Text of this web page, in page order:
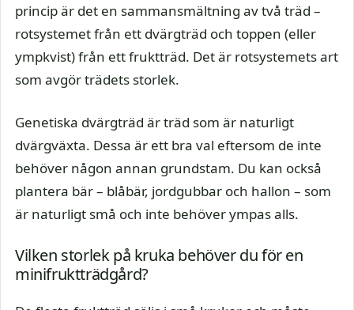
princip är det en sammansmältning av två träd –
rotsystemet från ett dvärgträd och toppen (eller
ympkvist) från ett fruktträd. Det är rotsystemets art
som avgör trädets storlek.
Genetiska dvärgträd är träd som är naturligt
dvärgväxta. Dessa är ett bra val eftersom de inte
behöver någon annan grundstam. Du kan också
plantera bär – blåbär, jordgubbar och hallon – som
är naturligt små och inte behöver ympas alls.
Vilken storlek på kruka behöver du för en
minifruktträdgård?